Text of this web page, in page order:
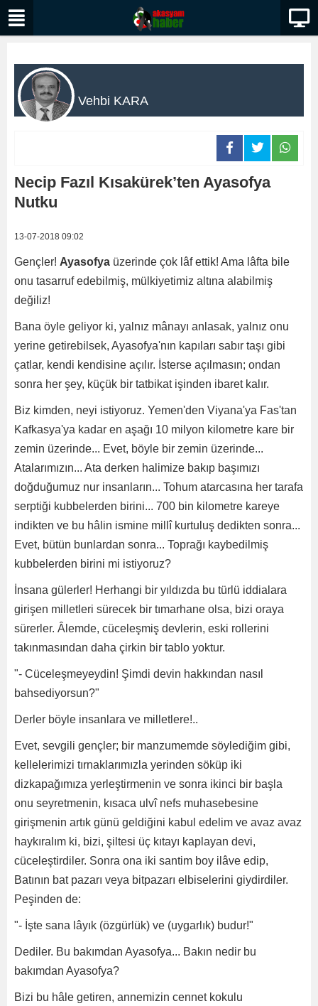
Vehbi KARA
Necip Fazıl Kısakürek’ten Ayasofya
Nutku
13-07-2018 09:02
Gençler! Ayasofya üzerinde çok lâf ettik! Ama lâfta bile
onu tasarruf edebilmiş, mülkiyetimiz altına alabilmiş
değiliz!
Bana öyle geliyor ki, yalnız mânayı anlasak, yalnız onu
yerine getirebilsek, Ayasofya'nın kapıları sabır taşı gibi
çatlar, kendi kendisine açılır. İsterse açılmasın; ondan
sonra her şey, küçük bir tatbikat işinden ibaret kalır.
Biz kimden, neyi istiyoruz. Yemen'den Viyana'ya Fas'tan
Kafkasya'ya kadar en aşağı 10 milyon kilometre kare bir
zemin üzerinde... Evet, böyle bir zemin üzerinde...
Atalarımızın... Ata derken halimize bakıp başımızı
doğduğumuz nur insanların... Tohum atarcasına her tarafa
serptiği kubbelerden birini... 700 bin kilometre kareye
indikten ve bu hâlin ismine millî kurtuluş dedikten sonra...
Evet, bütün bunlardan sonra... Toprağı kaybedilmiş
kubbelerden birini mi istiyoruz?
İnsana gülerler! Herhangi bir yıldızda bu türlü iddialara
girişen milletleri sürecek bir tımarhane olsa, bizi oraya
sürerler. Âlemde, cüceleşmiş devlerin, eski rollerini
takınmasından daha çirkin bir tablo yoktur.
"- Cüceleşmeyeydin! Şimdi devin hakkından nasıl
bahsediyorsun?"
Derler böyle insanlara ve milletlere!..
Evet, sevgili gençler; bir manzumemde söylediğim gibi,
kellelerimizi tırnaklarımızla yerinden söküp iki
dizkapağımıza yerleştirmenin ve sonra ikinci bir başla
onu seyretmenin, kısaca ulvî nefs muhasebesine
girişmenin artık günü geldiğini kabul edelim ve avaz avaz
haykıralım ki, bizi, şiltesi üç kıtayı kaplayan devi,
cüceleştirdiler. Sonra ona iki santim boy ilâve edip,
Batının bat pazarı veya bitpazarı elbiselerini giydirdiler.
Peşinden de:
"- İşte sana lâyık (özgürlük) ve (uygarlık) budur!"
Dediler. Bu bakımdan Ayasofya... Bakın nedir bu
bakımdan Ayasofya?
Bizi bu hâle getiren, annemizin cennet kokulu